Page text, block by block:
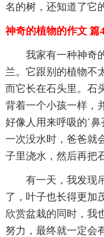
名的树，还知道了它
神奇的植物的作文 篇
我家有一种神奇
兰。它跟别的植物不
而它长在石头里。石
背着一个小孩一样，
好像人用来呼吸的`
一次没水时，爸爸就
子里浇水，然后再把
有一天，我发现
了，叶子也长得更加
欣赏盆栽的同时，我
努力，最终就一定会